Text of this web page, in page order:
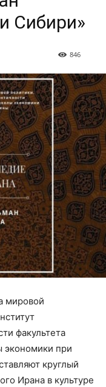
Сибири»
846
мировой
факультета
экономики при
круглый
Ирана в культуре